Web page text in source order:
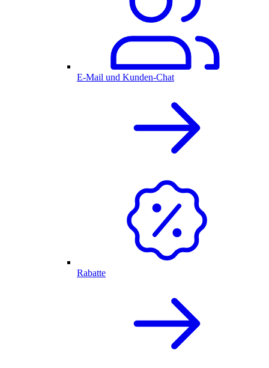
E-Mail und Kunden-Chat
Rabatte